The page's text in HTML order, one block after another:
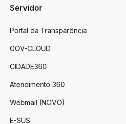
Servidor
Portal da Transparência
GOV-CLOUD
CIDADE360
Atendimento 360
Webmail (NOVO)
E-SUS